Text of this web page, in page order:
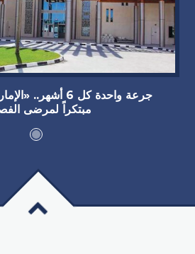
جرعة واحدة كل 6
مبتكراً لمرضى